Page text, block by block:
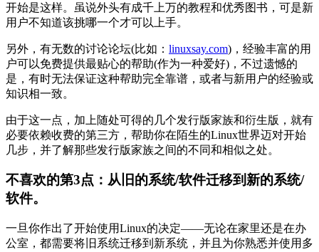
开始是这样。虽说外头有成千上万的教程和优秀图书，可是新
用户不知道该挑哪一个才可以上手。
另外，有无数的讨论论坛(比如： linuxsay.com)，经验丰富的用
户可以免费提供最贴心的帮助(作为一种爱好)，不过遗憾的
是，有时无法保证这种帮助完全靠谱，或者与新用户的经验或
知识相一致。
由于这一点，加上随处可得的几个发行版家族和衍生版，就有
必要依赖收费的第三方，帮助你在陌生的Linux世界迈对开始
几步，并了解那些发行版家族之间的不同和相似之处。
不喜欢的第3点：从旧的系统/软件迁移到新的系统/
软件。
一旦你作出了开始使用Linux的决定――无论在家里还是在办
公室，都需要将旧系统迁移到新系统，并且为你熟悉并使用多